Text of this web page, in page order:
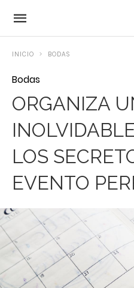
INICIO BODAS
Bodas
ORGANIZA
LOS
EVENTO